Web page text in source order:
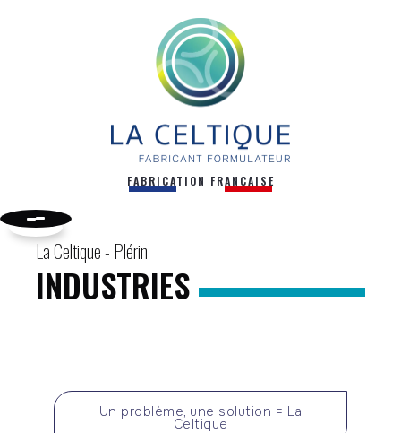
FABRICATION FRANÇAISE
La Celtique - Plérin
INDUSTRIES
Un problème, une solution = La
Celtique